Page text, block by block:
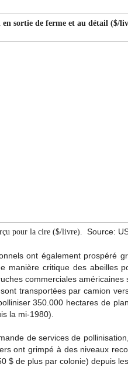
sortie de ferme et au détail ($/
pour la cire ($/livre). Source:
ont également prospéré
manière critique des abeilles
commerciales
transportées par camion
350.000 hectares de
la mi-1980).
de services de
ont grimpé à des niveaux
$ de plus par colonie) depuis